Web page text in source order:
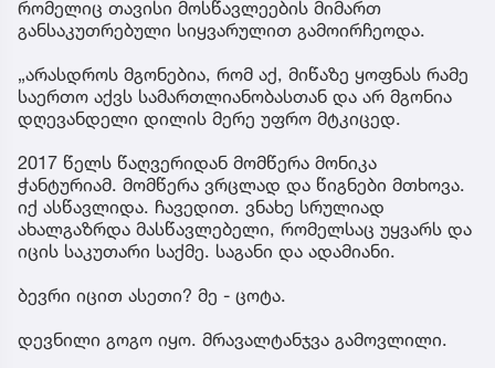
რომელიც თავისი მოსწავლეების მიმართ
განსაკუთრებული სიყვარულით გამოირჩეოდა.
„არასდროს მგონებია, რომ აქ, მიწაზე ყოფნას რამე
საერთო აქვს სამართლიანობასთან და არ მგონია
დღევანდელი დილის მერე უფრო მტკიცედ.
2017 წელს წაღვერიდან მომწერა მონიკა
ჭანტურიამ. მომწერა ვრცლად და წიგნები მთხოვა.
იქ ასწავლიდა. ჩავედით. ვნახე სრულიად
ახალგაზრდა მასწავლებელი, რომელსაც უყვარს და
იცის საკუთარი საქმე. საგანი და ადამიანი.
ბევრი იცით ასეთი? მე - ცოტა.
დევნილი გოგო იყო. მრავალტანჯვა გამოვლილი.